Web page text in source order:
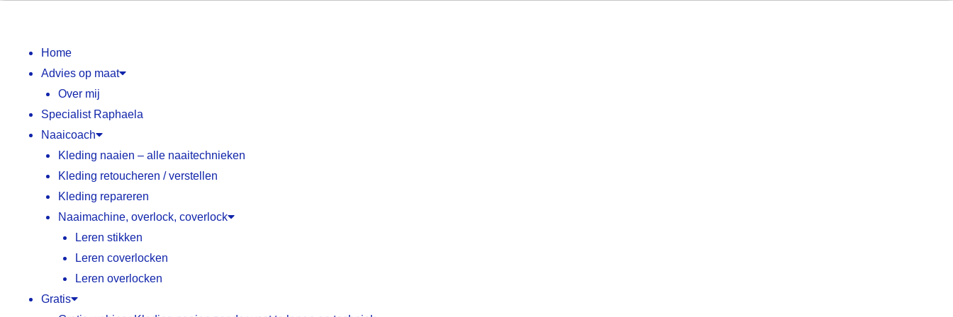
inhoud
Home
Advies op maat
Over mij
Specialist Raphaela
Naaicoach
Kleding naaien – alle naaitechnieken
Kleding retoucheren / verstellen
Kleding repareren
Naaimachine, overlock, coverlock
Leren stikken
Leren coverlocken
Leren overlocken
Gratis